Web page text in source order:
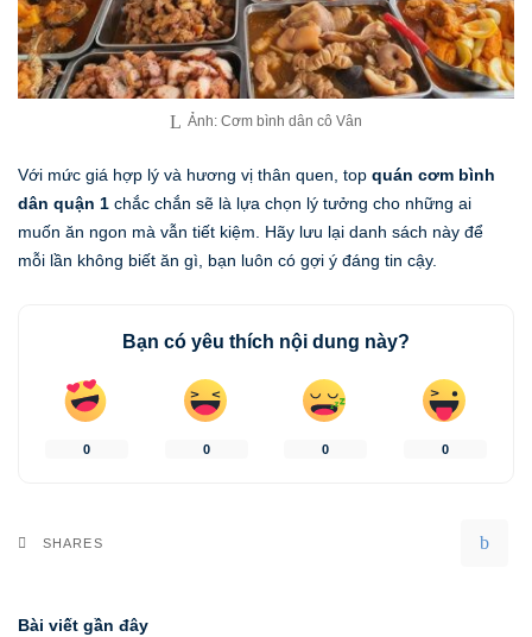
Ảnh: Cơm bình dân cô Vân
Với mức giá hợp lý và hương vị thân quen, top quán cơm bình
dân quận 1 chắc chắn sẽ là lựa chọn lý tưởng cho những ai
muốn ăn ngon mà vẫn tiết kiệm. Hãy lưu lại danh sách này để
mỗi lần không biết ăn gì, bạn luôn có gợi ý đáng tin cậy.
Bạn có yêu thích nội dung này?
0 0 0 0
SHARES
Bài viết gần đây